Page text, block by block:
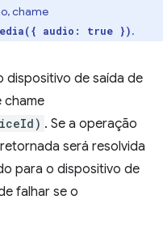
chame
audio: true }).
dispositivo de saída de
chame
. Se a operação
será resolvida
para o dispositivo de
falhar se o